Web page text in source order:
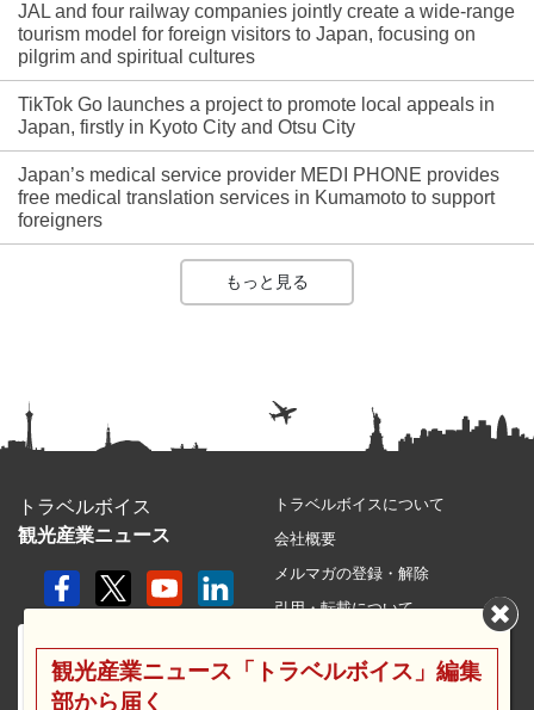
JAL and four railway companies jointly create a wide-range
tourism model for foreign visitors to Japan, focusing on
pilgrim and spiritual cultures
TikTok Go launches a project to promote local appeals in
Japan, firstly in Kyoto City and Otsu City
Japan’s medical service provider MEDI PHONE provides
free medical translation services in Kumamoto to support
foreigners
もっと見る
トラベルボイス
観光産業ニュース
トラベルボイスについて
会社概要
メルマガの登録・解除
引用・転載について
利用規約
観光産業ニュース「トラベルボイス」編集
部から届く